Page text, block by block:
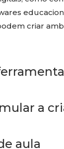
criar
a
aula